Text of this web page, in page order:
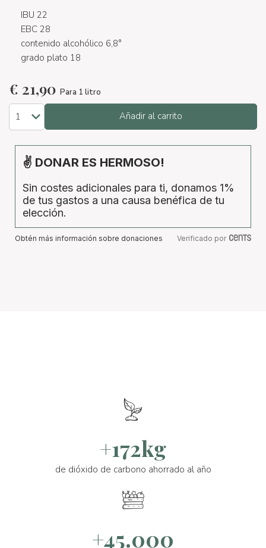
IBU 22
EBC 28
contenido alcohólico 6,8°
grado plato 18
€ 21,90 Para 1 litro
Añadir al carrito
✌ DONAR ES HERMOSO!
Sin costes adicionales para ti, donamos 1%
de tus gastos a una causa benéfica de tu
elección.
Obtén más información sobre donaciones Verificado por
+172kg
de dióxido de carbono ahorrado al año
+45.000